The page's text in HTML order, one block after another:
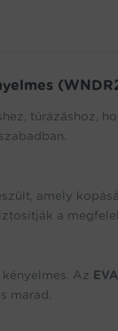
túrázáshoz,
amely
a
Az
marad.